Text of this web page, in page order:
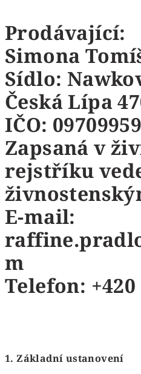
Prodávající:
Simona
Sídlo:
Česká Lípa
IČO: 09709959
Zapsaná v
rejstříku
E-mail:
m
Telefon: +420
1. Základní ustanovení